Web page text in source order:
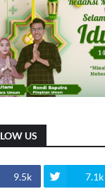
US
9.5k 7.1k